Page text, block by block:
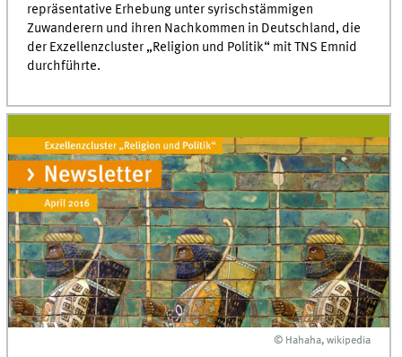
repräsentative Erhebung unter syrischstämmigen
Zuwanderern und ihren Nachkommen in Deutschland, die
der Exzellenzcluster „Religion und Politik“ mit TNS Emnid
durchführte.
© Hahaha, wikipedia
© Hahaha, wikipedia